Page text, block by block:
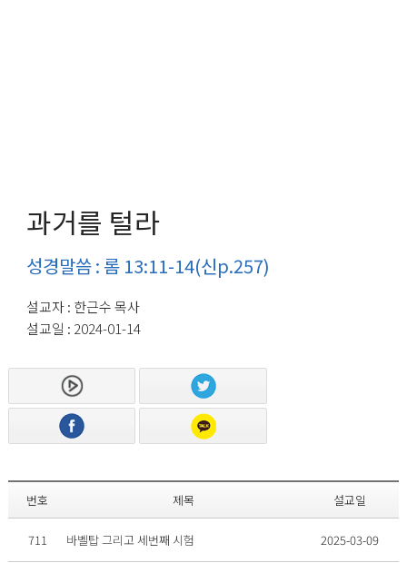
과거를 털라
성경말씀 : 롬 13:11-14(신p.257)
설교자 : 한근수 목사
설교일 : 2024-01-14
번호 제목 설교일
711 바벨탑 그리고 세번째 시험 2025-03-09